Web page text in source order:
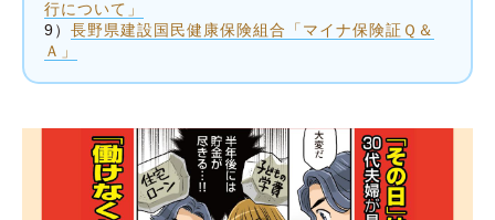
行について」
9） 長野県建設国民健康保険組合「マイナ保険証Ｑ＆
Ａ」